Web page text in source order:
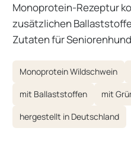
Monoprotein-Rezeptur
zusätzlichen
Zutaten für
Monoprotein Wildschwein
mit Ballaststoffen
mit
hergestellt in Deutschland